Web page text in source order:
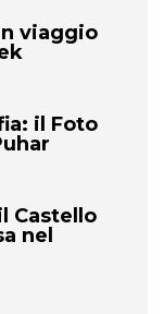
viaggio
il Foto
Castello
nel